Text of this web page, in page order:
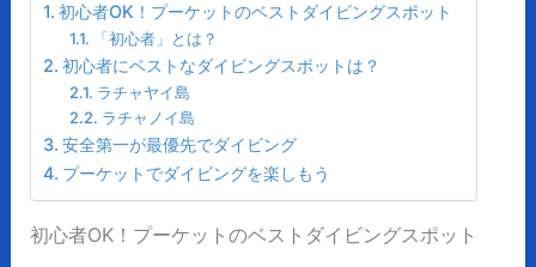
初心者OK！プーケットのベストダイビングスポット
「初心者」とは？
初心者にベストなダイビングスポットは？
ラチャヤイ島
ラチャノイ島
安全第一が最優先でダイビング
プーケットでダイビングを楽しもう
初心者OK！プーケットのベストダイビングスポット